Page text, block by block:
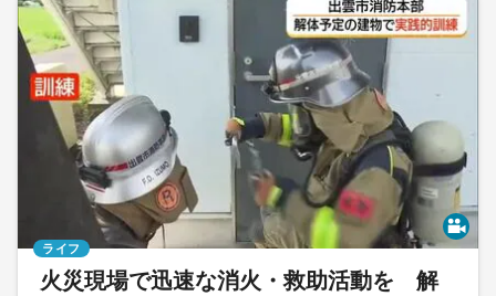
火災現場で迅速な消火・救助活動を 解
ライフ